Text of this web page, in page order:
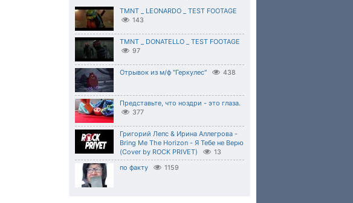
TMNT _ LEONARDO _ TEST FOOTAGE
143
TMNT _ DONATELLO _ TEST FOOTAGE
97
Отрывок из м/ф "Геркулес" 438
Представьте, что ноздри - это глаза.
377
Григорий Лепс & Ирина Аллегрова -
Bring Me The Horizon - Я Тебе не Верю
(Cover by ROCK PRIVET)
13
по факту 1159